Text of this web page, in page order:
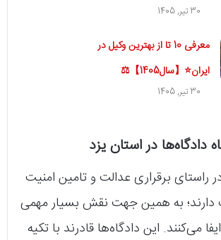
30 تیر, 1405
معرفی 10 تا از بهترین وکیل در
ایران⭐【سال1405】⚖️
30 تیر, 1405
دادگاه‌ها در استان یزد
راستای برقراری عدالت و تامین امنیت
دارند؛ به همین جهت نقش بسیار مهمی
می‌کنند. این دادگاه‌ها قادرند با تکیه